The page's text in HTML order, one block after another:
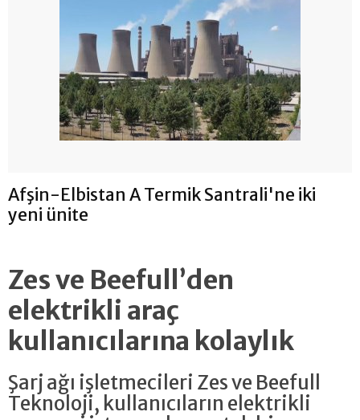
Afşin-Elbistan A Termik Santrali'ne iki
yeni ünite
Zes ve Beefull’den
elektrikli araç
kullanıcılarına kolaylık
Şarj ağı işletmecileri Zes ve Beefull
Teknoloji, kullanıcıların elektrikli